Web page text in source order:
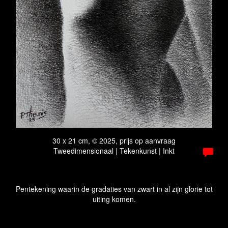
30 x 21 cm, © 2025, prijs op aanvraag
Tweedimensionaal | Tekenkunst | Inkt
Pentekening waarin de gradaties van zwart in al zijn glorie tot
uiting komen.